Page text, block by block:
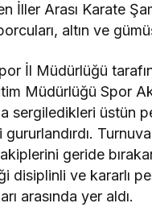
İller Arası Karate
altın ve
İl Müdürlüğü
Müdürlüğü Spor
sergiledikleri üstün
gururlandırdı.
geride
disiplinli ve kararlı
arasında yer aldı.